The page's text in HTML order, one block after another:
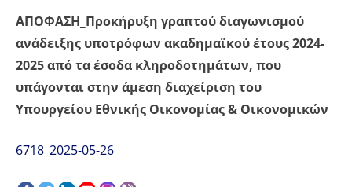
ΑΠΟΦΑΣΗ_Προκήρυξη γραπτού διαγωνισμού
ανάδειξης υποτρόφων ακαδημαϊκού έτους 2024-
2025 από τα έσοδα κληροδοτημάτων, που
υπάγονται στην άμεση διαχείριση του
Υπουργείου Εθνικής Οικονομίας & Οικονομικών
6718_2025-05-26